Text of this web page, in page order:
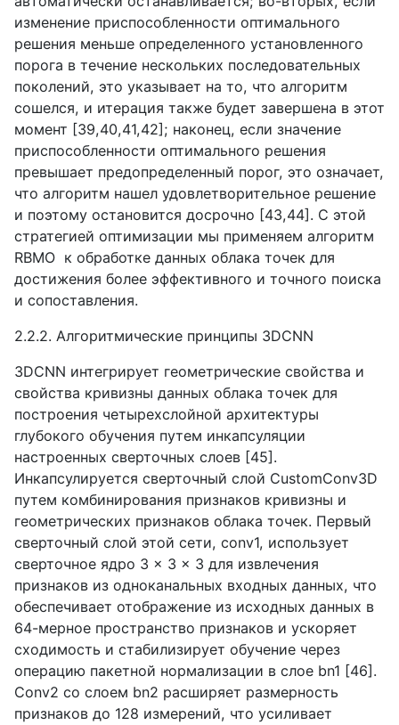
изменение приспособленности оптимального
решения меньше определенного установленного
порога в течение нескольких последовательных
поколений, это указывает на то, что алгоритм
сошелся, и итерация также будет завершена в этот
момент [39,40,41,42]; наконец, если значение
приспособленности оптимального решения
превышает предопределенный порог, это означает,
что алгоритм нашел удовлетворительное решение
и поэтому остановится досрочно [43,44]. С этой
стратегией оптимизации мы применяем алгоритм
RBMO к обработке данных облака точек для
достижения более эффективного и точного поиска
и сопоставления.
2.2.2. Алгоритмические принципы 3DCNN
3DCNN интегрирует геометрические свойства и
свойства кривизны данных облака точек для
построения четырехслойной архитектуры
глубокого обучения путем инкапсуляции
настроенных сверточных слоев [45].
Инкапсулируется сверточный слой CustomConv3D
путем комбинирования признаков кривизны и
геометрических признаков облака точек. Первый
сверточный слой этой сети, conv1, использует
сверточное ядро 3 × 3 × 3 для извлечения
признаков из одноканальных входных данных, что
обеспечивает отображение из исходных данных в
64-мерное пространство признаков и ускоряет
сходимость и стабилизирует обучение через
операцию пакетной нормализации в слое bn1 [46].
Conv2 со слоем bn2 расширяет размерность
признаков до 128 измерений, что усиливает